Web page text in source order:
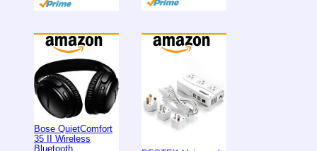
Bose QuietComfort
35 II Wireless
Bluetooth